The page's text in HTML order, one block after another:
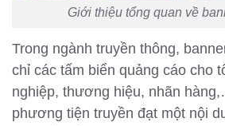
Giới thiệu tổng quan về
Trong ngành truyền thông,
chỉ các tấm biển quảng cáo cho
nghiệp, thương hiệu, nhãn
phương tiện truyền đạt một nội